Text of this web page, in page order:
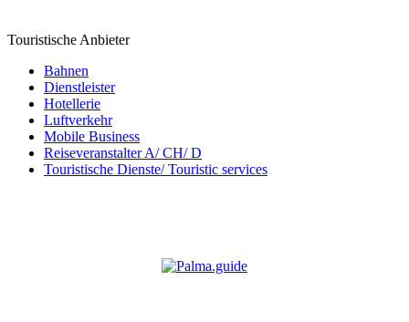
Touristische Anbieter
Bahnen
Dienstleister
Hotellerie
Luftverkehr
Mobile Business
Reiseveranstalter A/ CH/ D
Touristische Dienste/ Touristic services